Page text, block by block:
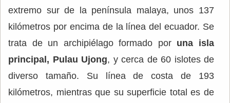
extremo sur de la península malaya, unos 137
kilómetros por encima de la línea del ecuador. Se
trata de un archipiélago formado por una isla
principal, Pulau Ujong, y cerca de 60 islotes de
diverso tamaño. Su línea de costa de 193
kilómetros, mientras que su superficie total es de